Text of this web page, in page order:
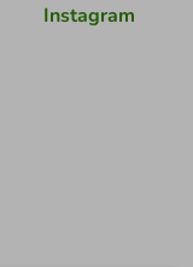
Instagram